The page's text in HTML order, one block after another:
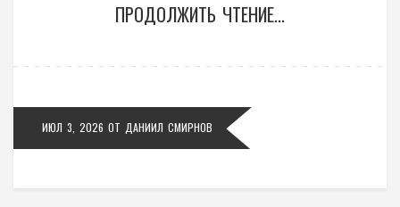
ПРОДОЛЖИТЬ ЧТЕНИЕ...
ИЮЛ 3, 2026 ОТ ДАНИИЛ СМИРНОВ